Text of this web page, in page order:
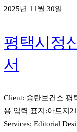
2025년 11월 30일
평택시정
서
Client: 송탄보건소 평
용 입력 표지:아트지
Services: Editorial